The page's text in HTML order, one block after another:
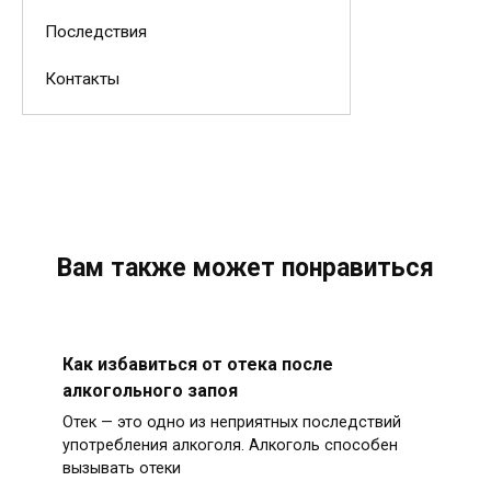
Последствия
Контакты
Вам также может понравиться
Как избавиться от отека после
алкогольного запоя
Отек — это одно из неприятных последствий
употребления алкоголя. Алкоголь способен
вызывать отеки